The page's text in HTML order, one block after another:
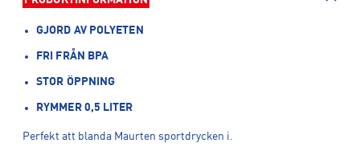
GJORD AV POLYETEN
FRI FRÅN BPA
STOR ÖPPNING
RYMMER 0,5 LITER
Perfekt att blanda Maurten sportdrycken i.